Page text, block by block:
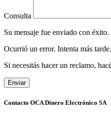
Consulta
Su mensaje fue enviado con éxito.
Ocurrió un error. Intenta más tarde.
Si necesitás hacer un reclamo,
Enviar
Contacto OCA Dinero Electrónico SA